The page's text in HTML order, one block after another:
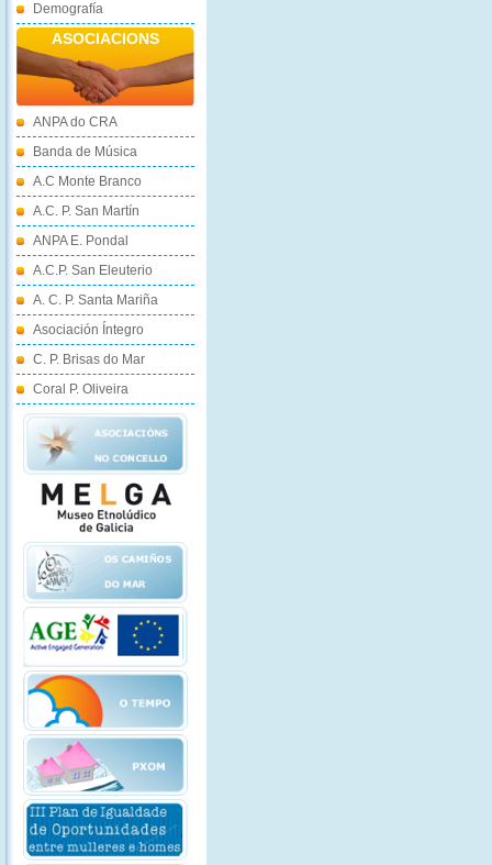
Demografía
ASOCIACIONS
ANPA do CRA
Banda de Música
A.C Monte Branco
A.C. P. San Martín
ANPA E. Pondal
A.C.P. San Eleuterio
A. C. P. Santa Mariña
Asociación Íntegro
C. P. Brisas do Mar
Coral P. Oliveira